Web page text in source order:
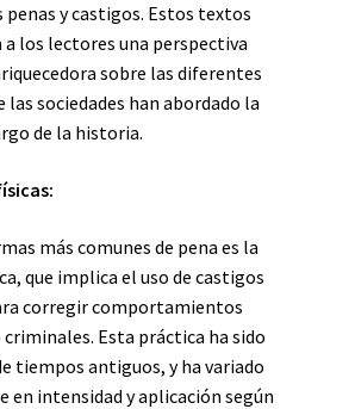
penas y castigos. Estos textos
los lectores una perspectiva
sobre las diferentes
las sociedades han abordado la
de la historia.
más comunes de pena es la
que implica el uso de castigos
corregir comportamientos
criminales. Esta práctica ha sido
tiempos antiguos, y ha variado
en intensidad y aplicación según